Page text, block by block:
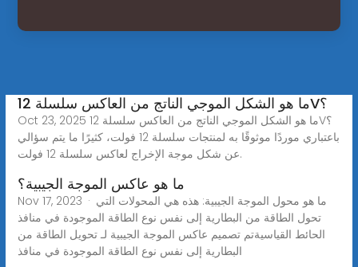
ما هو الشكل الموجي الناتج من العاكس سلسلة 12V؟
Oct 23, 2025 ما هو الشكل الموجي الناتج من العاكس سلسلة 12V؟
باعتباري موردًا موثوقًا به لمنتجات سلسلة 12 فولت، كثيرًا ما يتم سؤالي
عن شكل موجة الإخراج لعاكس سلسلة 12 فولت.
ما هو عاكس الموجة الجيبية؟
Nov 17, 2023 · ما هو محول الموجة الجيبية: هذه هي المحولات التي
تحول الطاقة من البطارية إلى نفس نوع الطاقة الموجودة في منافذ
الحائط القياسيةتم تصميم عاكس الموجة الجيبية لـ تحويل الطاقة من
البطارية إلى نفس نوع الطاقة الموجودة في منافذ